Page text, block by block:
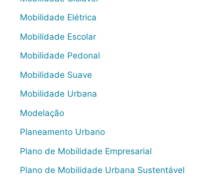
Mobilidade Elétrica
Mobilidade Escolar
Mobilidade Pedonal
Mobilidade Suave
Mobilidade Urbana
Modelação
Planeamento Urbano
Plano de Mobilidade Empresarial
Plano de Mobilidade Urbana Sustentável